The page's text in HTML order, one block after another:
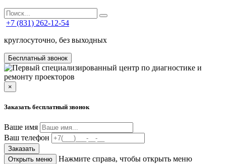
+7 (831) 262-12-54
круглосуточно, без выходных
Бесплатный звонок
×
Заказать бесплатный звонок
Ваше имя
Ваш телефон
Заказать
Открыть меню
Нажмите справа, чтобы открыть меню